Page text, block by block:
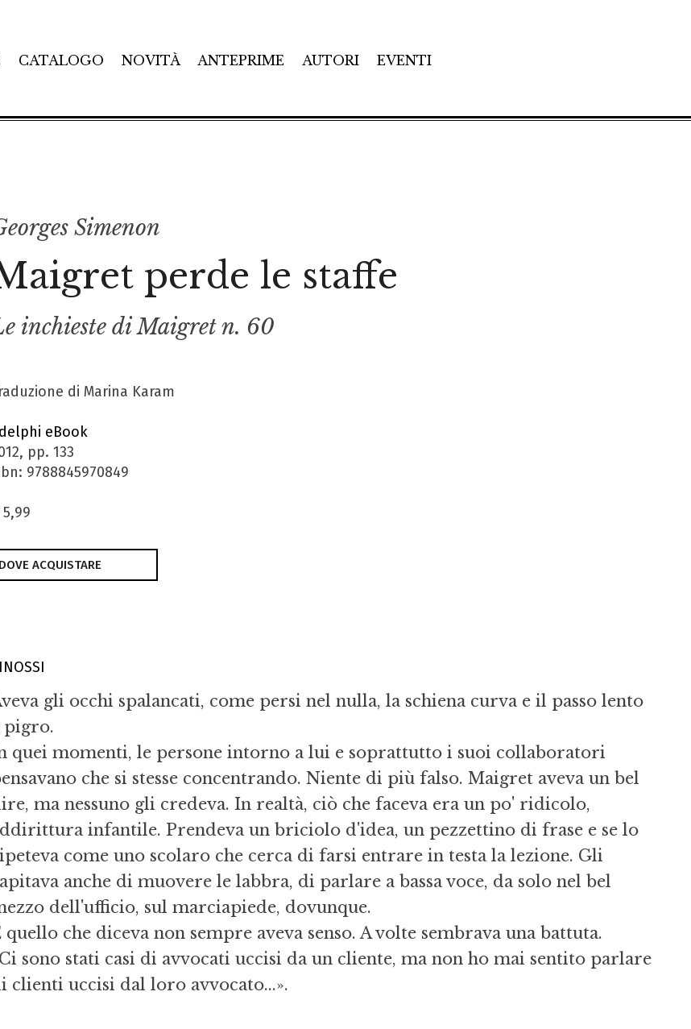
CATALOGO NOVITÀ ANTEPRIME AUTORI EVENTI
Simenon
perde le staffe
inchieste di Maigret n. 60
di Marina Karam
eBook
pp. 133
9788845970849
DOVE ACQUISTARE
gli occhi spalancati, come persi nel nulla, la schiena curva e il passo lento
pigro.
quei momenti, le persone intorno a lui e soprattutto i suoi collaboratori
che si stesse concentrando. Niente di più falso. Maigret aveva un bel
ma nessuno gli credeva. In realtà, ciò che faceva era un po' ridicolo,
infantile. Prendeva un briciolo d'idea, un pezzettino di frase e se lo
come uno scolaro che cerca di farsi entrare in testa la lezione. Gli
anche di muovere le labbra, di parlare a bassa voce, da solo nel bel
dell'ufficio, sul marciapiede, dovunque.
quello che diceva non sempre aveva senso. A volte sembrava una battuta.
sono stati casi di avvocati uccisi da un cliente, ma non ho mai sentito parlare
clienti uccisi dal loro avvocato...».